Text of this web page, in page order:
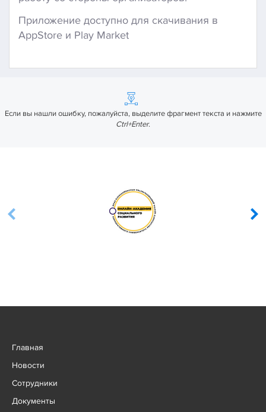
Приложение доступно для скачивания в
AppStore и Play Market
Если вы нашли ошибку, пожалуйста, выделите фрагмент текста и нажмите
Ctrl+Enter.
Главная
Новости
Сотрудники
Документы